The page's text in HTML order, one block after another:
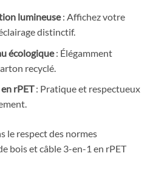
lumineuse: Affichez votre
distinctif.
écologique: Élégamment
recyclé.
rPET: Pratique et respectueux
le respect des normes
bois et câble 3-en-1 en rPET